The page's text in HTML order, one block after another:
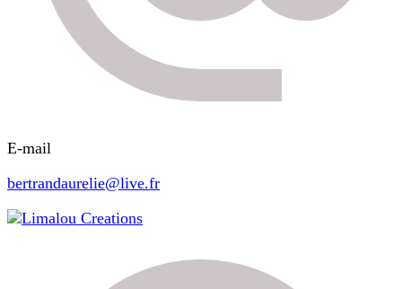
E-mail
bertrandaurelie@live.fr
Limalou Creations